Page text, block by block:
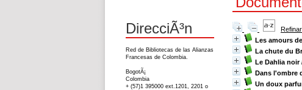
Les amours
La chute du
Le Dahlia noir
Dans l'ombre
Un doux
DirecciÃ³n
Red de Bibliotecas de las Alianzas
Francesas de Colombia.
BogotÃ¡
Colombia
+ (57)1 395000 ext.1201, 2201 o